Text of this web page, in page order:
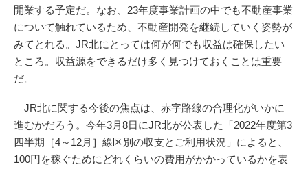
開業する予定だ。なお、23年度事業計画の中でも不動産事業
について触れているため、不動産開発を継続していく姿勢が
みてとれる。JR北にとっては何が何でも収益は確保したい
ところ。収益源をできるだけ多く見つけておくことは重要
だ。
JR北に関する今後の焦点は、赤字路線の合理化がいかに
進むかだろう。今年3月8日にJR北が公表した「2022年度第3
四半期［4～12月］線区別の収支とご利用状況」によると、
100円を稼ぐためにどれくらいの費用がかかっているかを表